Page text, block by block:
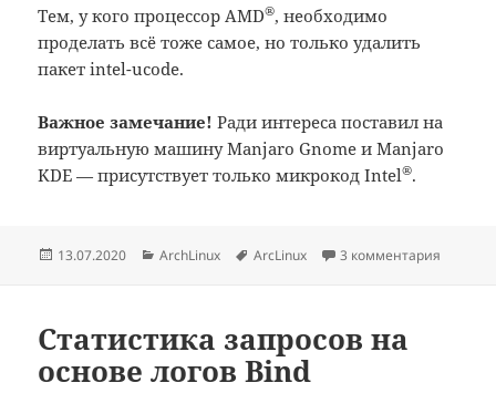
Тем, у кого процессор AMD®, необходимо
проделать всё тоже самое, но только удалить
пакет intel-ucode.
Важное замечание! Ради интереса поставил на
виртуальную машину Manjaro Gnome и Manjaro
KDE — присутствует только микрокод Intel®.
Опубликовано
13.07.2020 Рубрики
ArchLinux Метки
ArcLinux 3 комментария
Статистика запросов на
основе логов Bind